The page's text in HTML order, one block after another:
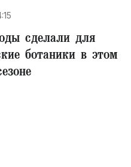
сделали для
ботаники в этом